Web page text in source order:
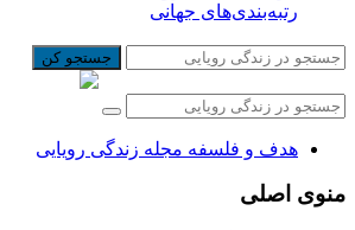
رتبه‌بندی‌های جهانی
جستجو کن
هدف و فلسفه مجله زندگی رویایی
منوی اصلی